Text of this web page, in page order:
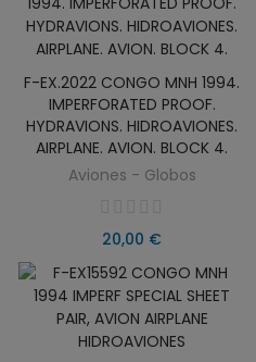
AÑADIR AL CARRITO
F-EX.2022 CONGO MNH 1994.
IMPERFORATED PROOF.
HYDRAVIONS. HIDROAVIONES.
AIRPLANE. AVION. BLOCK 4.
Aviones - Globos
20,00 €